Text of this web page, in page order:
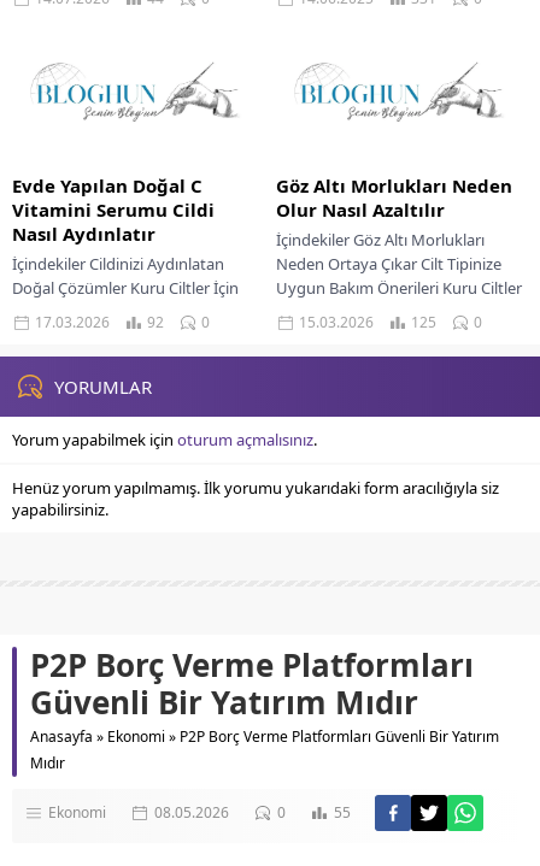
Yaklaşımlar Kuru Ciltler İçin
Karma...
ibaret...
Evde Yapılan Doğal C
Vitamini Serumu Cildi
Nasıl Aydınlatır
İçindekiler Cildinizi Aydınlatan
Doğal Çözümler Kuru Ciltler İçin
Nem Deposu Serum Yağlı Ve
Karma Ciltler İçin Dengeleyici
Formül Ev Yapımı...
17.03.2026 92 0
Göz Altı Morlukları Neden
Olur Nasıl Azaltılır
İçindekiler Göz Altı Morlukları
Neden Ortaya Çıkar Cilt Tipinize
Uygun Bakım Önerileri Kuru Ciltler
İçin Yağlı Ciltler İçin Hassas Ciltler...
15.03.2026 125 0
YORUMLAR
Yorum yapabilmek için oturum açmalısınız.
Henüz yorum yapılmamış. İlk yorumu yukarıdaki form aracılığıyla siz
yapabilirsiniz.
P2P Borç Verme Platformları
Güvenli Bir Yatırım Mıdır
Anasayfa » Ekonomi » P2P Borç Verme Platformları Güvenli Bir Yatırım
Mıdır
Ekonomi 08.05.2026 0 55